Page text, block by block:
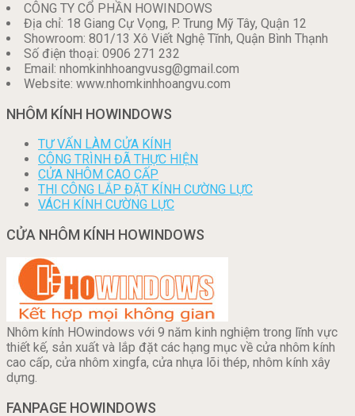
CÔNG TY CỔ PHẦN HOWINDOWS
Địa chỉ: 18 Giang Cự Vọng, P. Trung Mỹ Tây, Quận 12
Showroom: 801/13 Xô Viết Nghệ Tĩnh, Quận Bình Thạnh
Số điện thoại: 0906 271 232
Email: nhomkinhhoangvusg@gmail.com
Website: www.nhomkinhhoangvu.com
NHÔM KÍNH HOWINDOWS
TƯ VẤN LÀM CỬA KÍNH
CÔNG TRÌNH ĐÃ THỰC HIỆN
CỬA NHÔM CAO CẤP
THI CÔNG LẮP ĐẶT KÍNH CƯỜNG LỰC
VÁCH KÍNH CƯỜNG LỰC
CỬA NHÔM KÍNH HOWINDOWS
Nhôm kính HOwindows với 9 năm kinh nghiệm trong lĩnh vực
thiết kế, sản xuất và lắp đặt các hạng mục về cửa nhôm kính
cao cấp, cửa nhôm xingfa, cửa nhựa lõi thép, nhôm kính xây
dựng.
FANPAGE HOWINDOWS